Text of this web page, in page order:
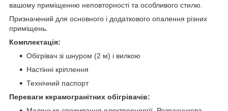
вашому приміщенню неповторності та особливого стилю.
Призначений для основного і додаткового опалення різних
приміщень.
Комплектація:
Обігрівач зі шнуром (2 м) і вилкою
Настінні кріплення
Технічний паспорт
Переваги керамогранітних обігрівачів: